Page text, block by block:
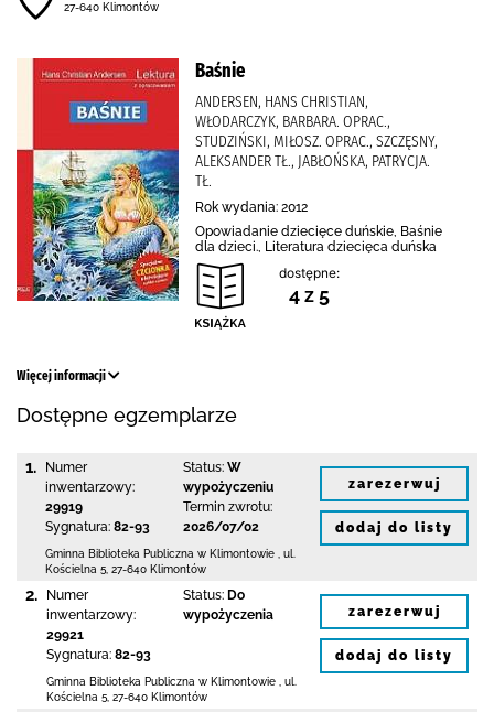
27-640 Klimontów
Baśnie
ANDERSEN, HANS CHRISTIAN,
WŁODARCZYK, BARBARA. OPRAC.,
STUDZIŃSKI, MIŁOSZ. OPRAC., SZCZĘSNY,
ALEKSANDER TŁ., JABŁOŃSKA, PATRYCJA.
TŁ.
Rok wydania: 2012
Opowiadanie dziecięce duńskie, Baśnie
dla dzieci., Literatura dziecięca duńska
dostępne:
4 z 5
Więcej informacji
Dostępne egzemplarze
1.
Numer
inwentarzowy:
29919
Sygnatura: 82-93
Status: W
wypożyczeniu
Termin zwrotu:
2026/07/02
Gminna Biblioteka Publiczna w Klimontowie
ul.
Kościelna 5 27-640 Klimontów
zarezerwuj
dodaj do listy
2.
Numer
inwentarzowy:
29921
Sygnatura: 82-93
Status: Do
wypożyczenia
Gminna Biblioteka Publiczna w Klimontowie
ul.
Kościelna 5 27-640 Klimontów
zarezerwuj
dodaj do listy